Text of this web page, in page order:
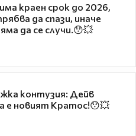
краен срок до 2026,
да спази, иначе
да се случи.😯💥
контузия: Дейв
е новият Кратос!😯💥